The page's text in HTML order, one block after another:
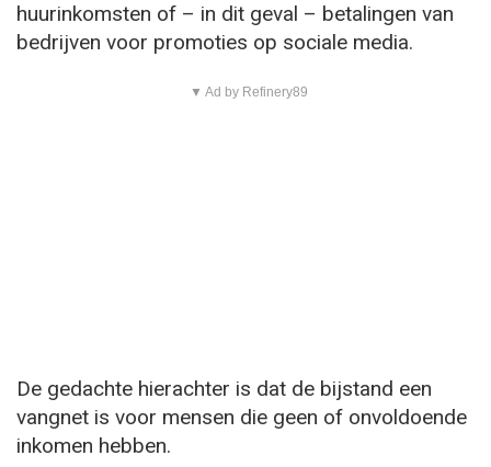
huurinkomsten of – in dit geval – betalingen van
bedrijven voor promoties op sociale media.
▼ Ad by Refinery89
De gedachte hierachter is dat de bijstand een
vangnet is voor mensen die geen of onvoldoende
inkomen hebben.